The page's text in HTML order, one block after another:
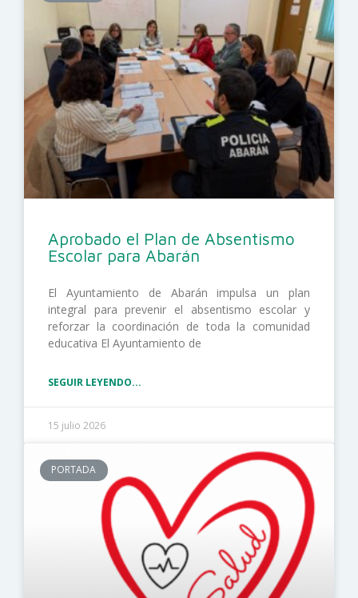
Aprobado el Plan de Absentismo
Escolar para Abarán
El Ayuntamiento de Abarán impulsa un plan
integral para prevenir el absentismo escolar y
reforzar la coordinación de toda la comunidad
educativa El Ayuntamiento de
SEGUIR LEYENDO...
15 julio 2026
PORTADA